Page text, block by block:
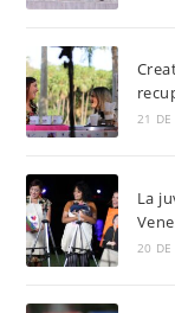
21 DE
La
20 DE